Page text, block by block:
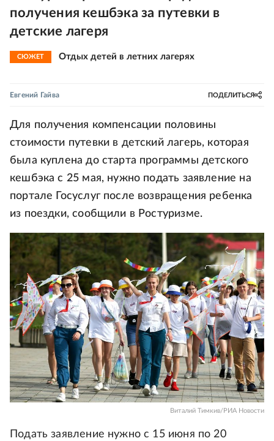
получения кешбэка за путевки в
детские лагеря
СЮЖЕТ Отдых детей в летних лагерях
Евгений Гайва ПОДЕЛИТЬСЯ
Для получения компенсации половины
стоимости путевки в детский лагерь, которая
была куплена до старта программы детского
кешбэка с 25 мая, нужно подать заявление на
портале Госуслуг после возвращения ребенка
из поездки, сообщили в Ростуризме.
Виталий Тимкив/РИА Новости
Подать заявление нужно с 15 июня по 20